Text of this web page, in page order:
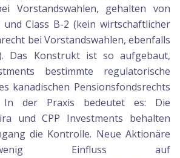
Vorstandswahlen, gehalten von
und Class B-2 (kein wirtschaftlicher
bei Vorstandswahlen, ebenfalls
Das Konstrukt ist so aufgebaut,
bestimmte regulatorische
kanadischen Pensionsfondsrechts
In der Praxis bedeutet es: Die
und CPP Investments behalten
die Kontrolle. Neue Aktionäre
Einfluss auf